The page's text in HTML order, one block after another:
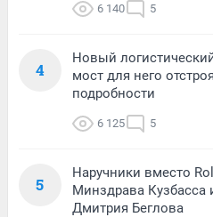
6 140 5
4
Новый
мост для него
подробности
6 125 5
5
Наручники вместо
Минздрава
Дмитрия Беглова